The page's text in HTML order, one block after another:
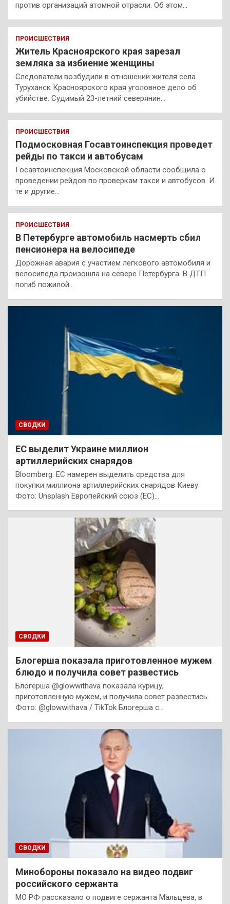
против организаций атомной отрасли. Об этом…
ПРОИСШЕСТВИЯ
Житель Красноярского края зарезал
земляка за избиение женщины
Следователи возбудили в отношении жителя села
Туруханск Красноярского края уголовное дело об
убийстве. Судимый 23-летний северянин…
ПРОИСШЕСТВИЯ
Подмосковная Госавтоинспекция проведет
рейды по такси и автобусам
Госавтоинспекция Московской области сообщила о
проведении рейдов по проверкам такси и автобусов. И
те и другие…
ПРОИСШЕСТВИЯ
В Петербурге автомобиль насмерть сбил
пенсионера на велосипеде
Дорожная авария с участием легкового автомобиля и
велосипеда произошла на севере Петербурга. В ДТП
погиб пожилой…
СВОДКИ
ЕС выделит Украине миллион
артиллерийских снарядов
Bloomberg: ЕС намерен выделить средства для
покупки миллиона артиллерийских снарядов Киеву
Фото: Unsplash Европейский союз (ЕС)…
СВОДКИ
Блогерша показала приготовленное мужем
блюдо и получила совет развестись
Блогерша @glowwithava показала курицу,
приготовленную мужем, и получила совет развестись
Фото: @glowwithava / TikTok Блогерша с…
СВОДКИ
Минобороны показало на видео подвиг
российского сержанта
МО РФ рассказало о подвиге сержанта Мальцева, в